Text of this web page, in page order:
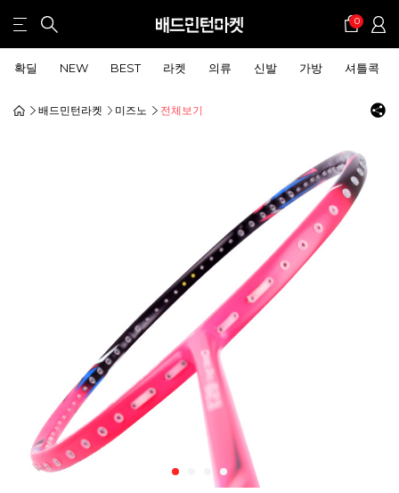
0
확딜 NEW BEST 라켓 의류 신발 가방 셔틀콕
배드민턴라켓 미즈노 전체보기